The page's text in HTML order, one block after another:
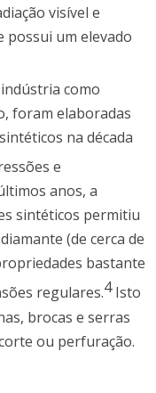
visível e
um elevado
como
foram elaboradas
na década
e
anos, a
sintéticos permitiu
(de cerca de
bastante
regulares.4Isto
brocas e serras
ou perfuração.